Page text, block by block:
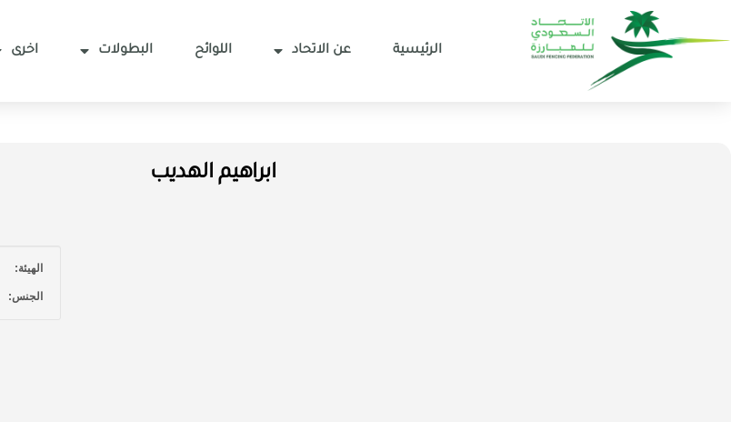
الرئيسية عن الاتحاد اللوائح البطولات اخرى
ابراهيم الهديب
الهيئة:
الجنس: